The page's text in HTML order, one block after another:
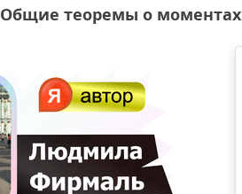
Общие теоремы о моментах